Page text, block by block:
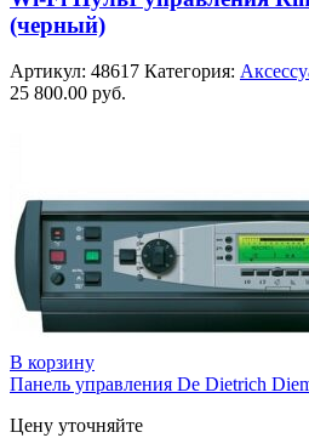
(черный)
Артикул: 48617 Категория:
25 800.00 руб.
В корзину
Панель управления De Dietrich
Цену уточняйте